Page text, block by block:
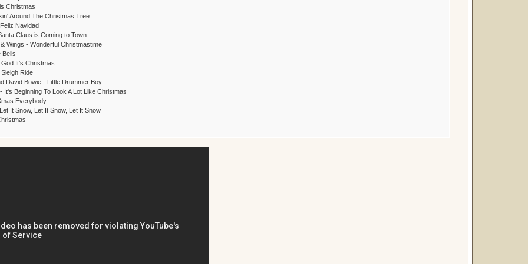
Christmas
Around The Christmas Tree
Navidad
Claus is Coming to Town
Wings - Wonderful Christmastime
Bells
It's Christmas
Ride
David Bowie - Little Drummer Boy
It's Beginning To Look A Lot Like Christmas
Everybody
It Snow, Let It Snow, Let It Snow